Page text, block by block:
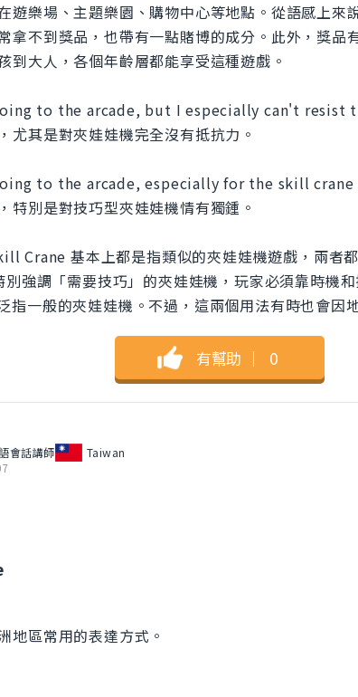
遊樂場、主題樂園、購物中心等地點。從語感上來
拿不到獎品，也帶有一點賭博的成分。此外，獎品
到大人，各個年齡層都能享受這種遊戲。
to the arcade, but I especially can't resist
尤其是對夾娃娃機完全沒有抵抗力。
to the arcade, especially for the skill crane
特別是對技巧型夾娃娃機情有獨鍾。
Crane 基本上都是指類似的夾娃娃機遊戲，兩者
強調「需要技巧」的夾娃娃機，玩家必須靠時機
指一般的夾娃娃機。不過，這兩個用法有時也會因
有幫助 ｜ 0
會話講師
Taiwan
地區常用的表達方式。